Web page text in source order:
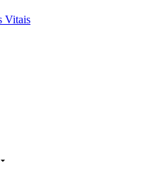
Vitais